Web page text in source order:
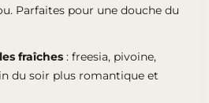
Parfaites pour une douche du
fraîches : freesia, pivoine,
du soir plus romantique et